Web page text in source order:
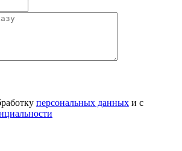
персональных данных и с